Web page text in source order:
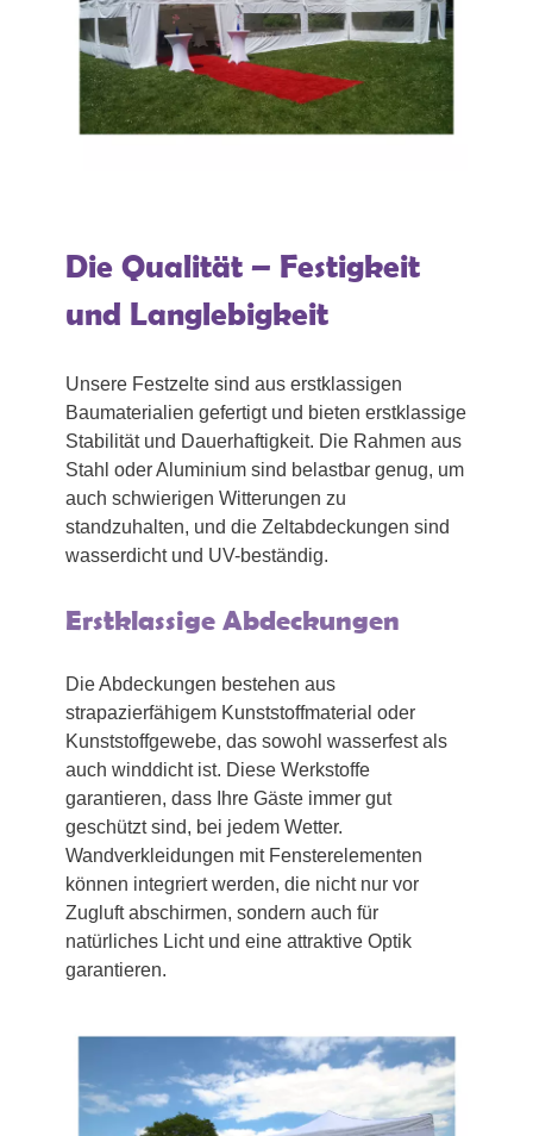
Die Qualität – Festigkeit
und Langlebigkeit
Unsere Festzelte sind aus erstklassigen
Baumaterialien gefertigt und bieten erstklassige
Stabilität und Dauerhaftigkeit. Die Rahmen aus
Stahl oder Aluminium sind belastbar genug, um
auch schwierigen Witterungen zu
standzuhalten, und die Zeltabdeckungen sind
wasserdicht und UV-beständig.
Erstklassige Abdeckungen
Die Abdeckungen bestehen aus
strapazierfähigem Kunststoffmaterial oder
Kunststoffgewebe, das sowohl wasserfest als
auch winddicht ist. Diese Werkstoffe
garantieren, dass Ihre Gäste immer gut
geschützt sind, bei jedem Wetter.
Wandverkleidungen mit Fensterelementen
können integriert werden, die nicht nur vor
Zugluft abschirmen, sondern auch für
natürliches Licht und eine attraktive Optik
garantieren.